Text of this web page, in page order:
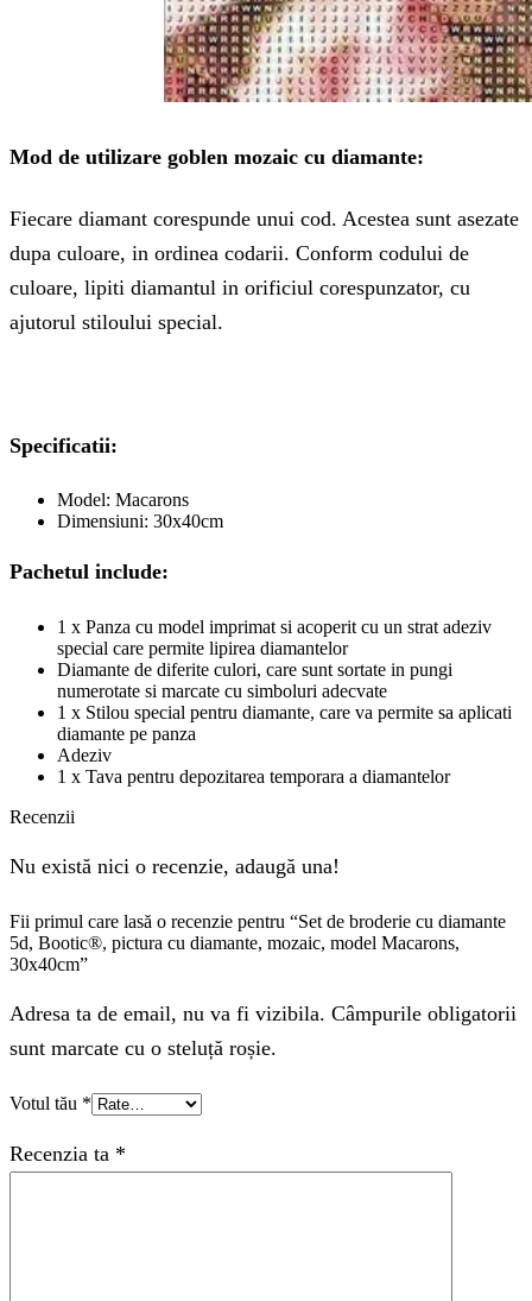
Mod de utilizare goblen mozaic cu diamante:
Fiecare diamant corespunde unui cod. Acestea sunt asezate
dupa culoare, in ordinea codarii. Conform codului de
culoare, lipiti diamantul in orificiul corespunzator, cu
ajutorul stiloului special.
Specificatii:
Model: Macarons
Dimensiuni: 30x40cm
Pachetul include:
1 x Panza cu model imprimat si acoperit cu un strat adeziv
special care permite lipirea diamantelor
Diamante de diferite culori, care sunt sortate in pungi
numerotate si marcate cu simboluri adecvate
1 x Stilou special pentru diamante, care va permite sa aplicati
diamante pe panza
Adeziv
1 x Tava pentru depozitarea temporara a diamantelor
Recenzii
Nu există nici o recenzie, adaugă una!
Fii primul care lasă o recenzie pentru “Set de broderie cu diamante
5d, Bootic®, pictura cu diamante, mozaic, model Macarons,
30x40cm”
Adresa ta de email, nu va fi vizibila. Câmpurile obligatorii
sunt marcate cu o steluță roșie.
Votul tău *
Recenzia ta *